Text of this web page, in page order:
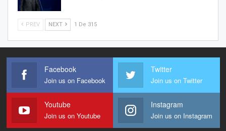
PREV NEXT 1 De 315
Facebook
Join us on Facebook
Twitter
Join us on Twitter
Youtube
Join us on Youtube
Instagram
Join us on Instagram